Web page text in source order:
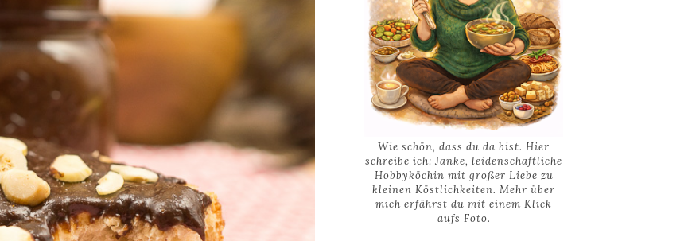
Wie schön, dass du da bist. Hier
schreibe ich: Janke, leidenschaftliche
Hobbyköchin mit großer Liebe zu
kleinen Köstlichkeiten. Mehr über
mich erfährst du mit einem Klick
aufs Foto.